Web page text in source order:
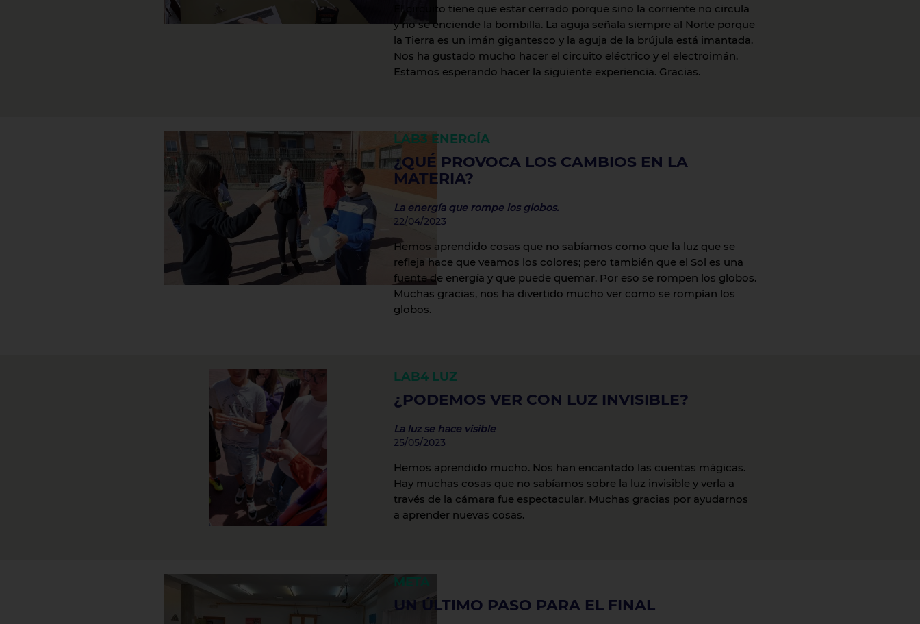
El circuito tiene que estar cerrado porque sino la corriente no circula
y no se enciende la bombilla. La aguja señala siempre al Norte porque
la Tierra es un imán gigantesco y la aguja de la brújula está imantada.
Nos ha gustado mucho hacer el circuito eléctrico y el electroimán.
Estamos esperando hacer la siguiente experiencia. Gracias.
LAB3 ENERGÍA
¿QUÉ PROVOCA LOS CAMBIOS EN LA
MATERIA?
La energía que rompe los globos.
22/04/2023
Hemos aprendido cosas que no sabíamos como que la luz que se
refleja hace que veamos los colores; pero también que el Sol es una
fuente de energía y que puede quemar. Por eso se rompen los globos.
Muchas gracias, nos ha divertido mucho ver como se rompían los
globos.
LAB4 LUZ
¿PODEMOS VER CON LUZ INVISIBLE?
La luz se hace visible
25/05/2023
Hemos aprendido mucho. Nos han encantado las cuentas mágicas.
Hay muchas cosas que no sabíamos sobre la luz invisible y verla a
través de la cámara fue espectacular. Muchas gracias por ayudarnos
a aprender nuevas cosas.
META
UN ÚLTIMO PASO PARA EL FINAL